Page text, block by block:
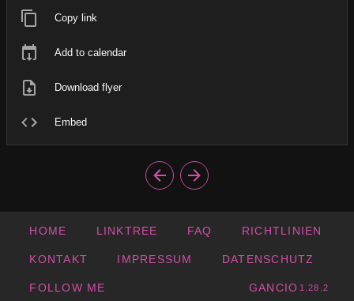
Copy link
Add to calendar
Download flyer
Embed
HOME LINKTREE FAQ RICHTLINIEN
KONTAKT IMPRESSUM DATENSCHUTZ
FOLLOW ME GANCIO 1.28.2